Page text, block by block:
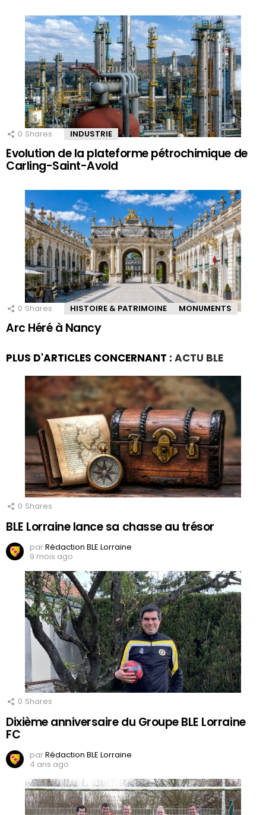
0 Shares INDUSTRIE
Evolution de la plateforme pétrochimique de
Carling-Saint-Avold
0 Shares HISTOIRE & PATRIMOINE MONUMENTS
Arc Héré à Nancy
PLUS D'ARTICLES CONCERNANT : ACTU BLE
0 Shares
BLE Lorraine lance sa chasse au trésor
parRédaction BLE Lorraine
9 mois ago
0 Shares
Dixième anniversaire du Groupe BLE Lorraine
FC
parRédaction BLE Lorraine
4 ans ago